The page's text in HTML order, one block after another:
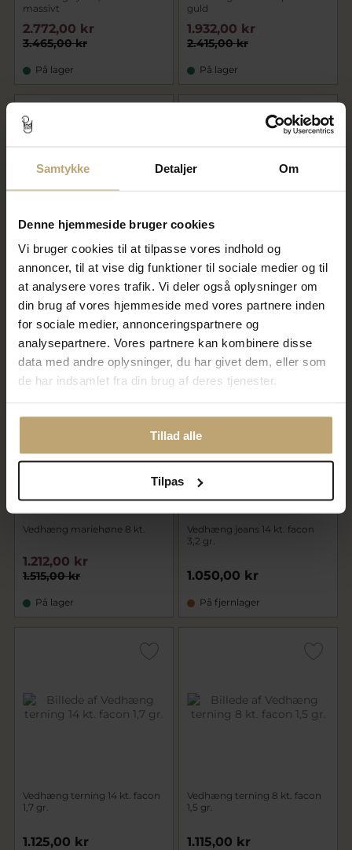
Samtykke Detaljer Om
Denne hjemmeside bruger cookies
Vi bruger cookies til at tilpasse vores indhold og
annoncer, til at vise dig funktioner til sociale medier og til
at analysere vores trafik. Vi deler også oplysninger om
din brug af vores hjemmeside med vores partnere inden
for sociale medier, annonceringspartnere og
analysepartnere. Vores partnere kan kombinere disse
data med andre oplysninger, du har givet dem, eller som
de har indsamlet fra din brug af deres tjenester.
Tillad alle
Tilpas
massivt
3.465,00 kr
2.772,00 kr
På lager
guld
2.415,00 kr
1.932,00 kr
På lager
SALE
Vedhæng musling, sv. perle
4½-5 mm. 14 mm. 14 kt.
5.265,00 kr
4.212,00 kr
På fjernlager
Vedhæng mariehøne 14 kt.
2.450,00 kr
1.960,00 kr
På lager
SALE
Vedhæng mariehøne 8 kt.
1.515,00 kr
1.212,00 kr
På lager
Vedhæng jeans 14 kt. facon
3,2 gr.
1.050,00 kr
På fjernlager
Vedhæng terning 14 kt. facon
1,7 gr.
1.125,00 kr
Vedhæng terning 8 kt. facon
1,5 gr.
1.115,00 kr